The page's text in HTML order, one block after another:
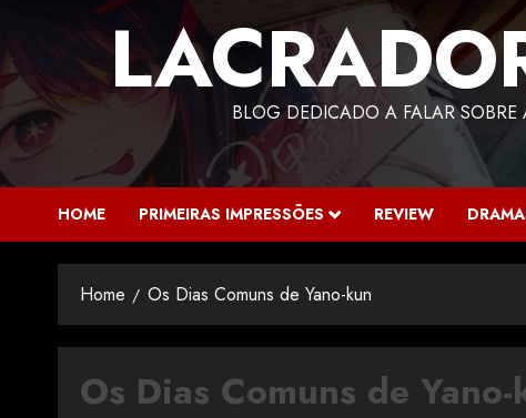
BLOG DEDICADO A FALAR
HOME PRIMEIRAS IMPRESSÕES REVIEW
Home Os Dias Comuns de Yano-kun
Os Dias Comuns de Yano-